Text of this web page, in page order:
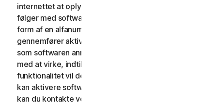
internettet at oplyse din unikke aktiveringsnøgle, som
følger med softwaren og enhedskonfigurationen i
form af en alfanumerisk kode. Hvis du ikke
gennemfører aktiveringen inden for den periode, eller
som softwaren anmoder om, vil softwaren holde op
med at virke, indtil aktiveringen er fuldført; softwarens
funktionalitet vil derefter blive retableret. Hvis du ikke
kan aktivere softwaren under aktiveringsprocessen,
kan du kontakte vores kundeservice og support ved